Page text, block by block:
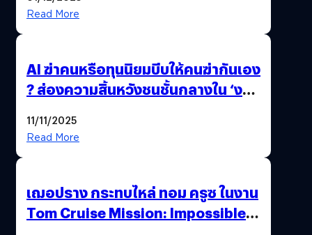
Read More
AI ฆ่าคนหรือทุนนิยมบีบให้คนฆ่ากันเอง
? ส่องความสิ้นหวังชนชั้นกลางใน ‘งาน
11/11/2025
Read More
เฌอปราง กระทบไหล่ ทอม ครูซ ในงาน
Tom Cruise Mission: Impossible –